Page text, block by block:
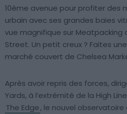
10ème avenue pour profiter des
urbain avec ses grandes baies
vue magnifique sur Meatpacking
Street. Un petit creux ? Faites
marché couvert de Chelsea
Après avoir repris des forces,
Yards, à l’extrémité de la High
The Edge, le nouvel observatoire